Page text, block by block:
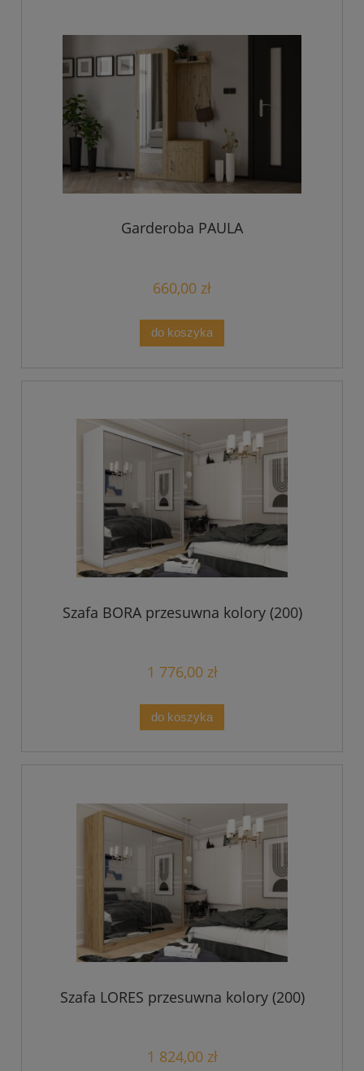
Garderoba PAULA
660,00 zł
do koszyka
Szafa BORA przesuwna kolory (200)
1 776,00 zł
do koszyka
Szafa LORES przesuwna kolory (200)
1 824,00 zł